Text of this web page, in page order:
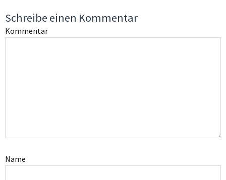
Schreibe einen Kommentar
Kommentar
Name